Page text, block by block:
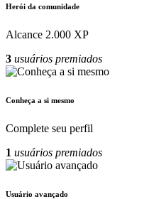
Herói da comunidade
Alcance 2.000 XP
3 usuários premiados
Conheça a si mesmo
Complete seu perfil
1 usuários premiados
Usuário avançado